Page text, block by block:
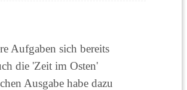
Aufgaben sich bereits
die 'Zeit im Osten'
Ausgabe habe dazu